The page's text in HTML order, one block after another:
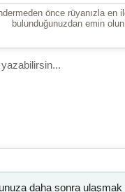
önce rüyanızla en
bulunduğunuzdan emin
daha sonra ulaşmak